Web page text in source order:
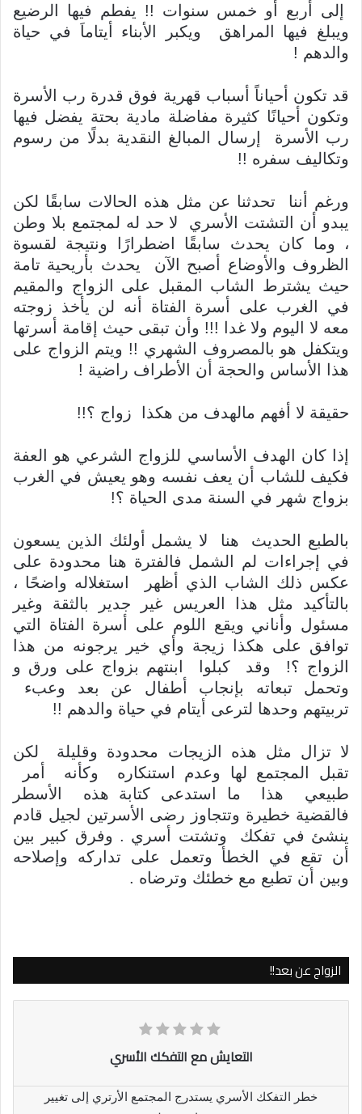
إلى أربع أو خمس سنوات !! يفطم فيها الرضيع
ويبلغ فيها المراهق ويكبر الأبناء أيتاماَ في حياة
والدهم !
قد تكون أحياناً أسباب قهرية فوق قدرة رب الأسرة
وتكون أحيانًا كثيرة مفاضلة مادية بحتة يفضل فيها
رب الأسرة إرسال المبالغ النقدية بدلًا من رسوم
وتكاليف سفره !!
ورغم أننا تحدثنا عن مثل هذه الحالات سابقًا لكن
يبدو أن التشتت الأسري لا حد له لمجتمع بلا وطن
، وما كان يحدث سابقًا اضطرارًا ونتيجة لقسوة
الظروف والأوضاع أصبح الآن يحدث بأريحية تامة
حيث يشترط الشاب المقبل على الزواج والمقيم
في الغرب على أسرة الفتاة أنه لن يأخذ زوجته
معه لا اليوم ولا غدا !!! وأن تبقى حيث إقامة أسرتها
ويتكفل هو بالمصروف الشهري !! ويتم الزواج على
هذا الأساس والحجة أن الأطراف راضية !
حقيقة لا أفهم مالهدف من هكذا زواج ؟!!
إذا كان الهدف الأساسي للزواج الشرعي هو العفة
فكيف للشاب أن يعف نفسه وهو يعيش في الغرب
بزواج شهر في السنة مدى الحياة ؟!
بالطبع الحديث هنا لا يشمل أولئك الذين يسعون
في إجراءات لم الشمل فالفترة هنا محدودة على
عكس ذلك الشاب الذي أظهر استغلاله واضحًا ،
بالتأكيد مثل هذا العريس غير جدير بالثقة وغير
مسئول وأناني ويقع اللوم على أسرة الفتاة التي
توافق على هكذا زيجة وأي خير يرجونه من هذا
الزواج ؟! وقد كبلوا ابنتهم بزواج على ورق و
وتحمل تبعاته بإنجاب أطفال عن بعد وعبء
تربيتهم وحدها لترعى أيتام في حياة والدهم !!
لا تزال مثل هذه الزيجات محدودة وقليلة لكن
تقبل المجتمع لها وعدم استنكاره وكأنه أمر
طبيعي هذا ما استدعى كتابة هذه الأسطر
فالقضية خطيرة وتتجاوز رضى الأسرتين لجيل قادم
ينشئ في تفكك وتشتت أسري . وفرق كبير بين
أن تقع في الخطأ وتعمل على تداركه وإصلاحه
وبين أن تطبع مع خطئك وترضاه .
الزواج عن بعد!!
التعايش مع التفكك الأسري
خطر التفكك الأسري يستدرج المجتمع الأرتري إلى تغيير